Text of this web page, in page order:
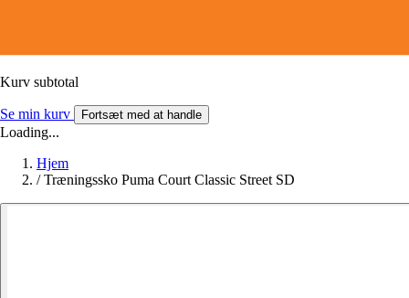
Kurv subtotal
Se min kurv Fortsæt med at handle
Loading...
Hjem
/ Træningssko Puma Court Classic Street SD